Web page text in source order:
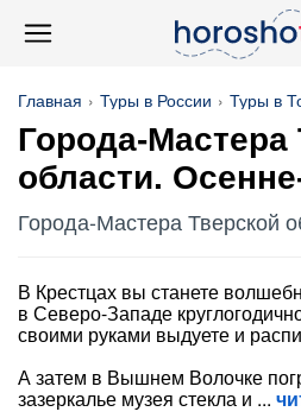
Главная Туры в России Туры в
Города-Мастера
области.
Города-Мастера Тверской
В Крестцах вы станете
в Северо-Западе
своими руками выдуете и
А затем в Вышнем Волочке
зазеркалье музея стекла и